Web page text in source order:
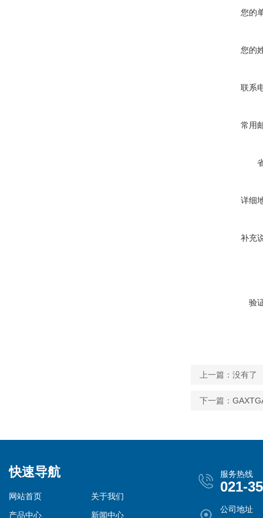
您的
您的
联系
常用
详细
补充
验
上一篇：没有了
下一篇：
快速导航
网站首页
关于我们
产品中心
新闻中心
服务热线
021-
公司地址